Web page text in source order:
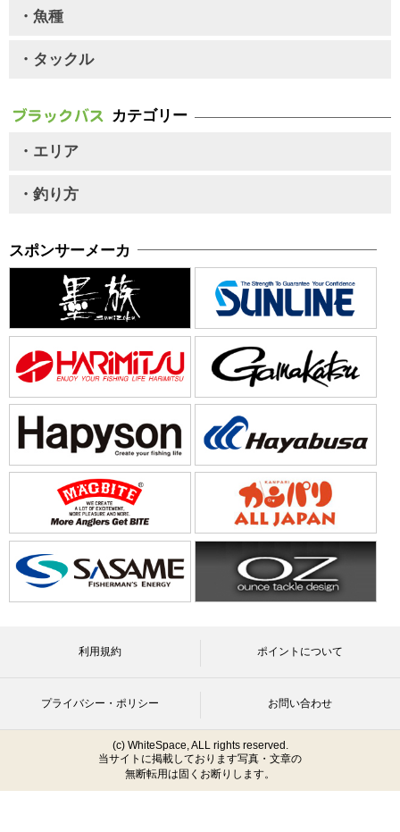
・魚種
・タックル
カテゴリー
・エリア
・釣り方
スポンサーメーカ
利用規約 ポイントについて
プライバシー・ポリシー お問い合わせ
(c) WhiteSpace, ALL rights reserved.
当サイトに掲載しております写真・文章の
無断転用は固くお断りします。